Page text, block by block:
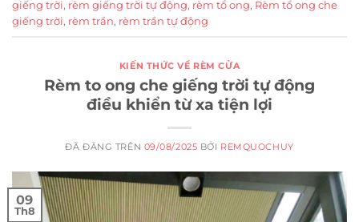
giếng trời, rèm giếng trời tự động, rèm tổ ong, Rèm tổ ong che
giếng trời, rèm trần, rèm trần tự động
KIẾN THỨC VỀ RÈM CỬA
Rèm to ong che giếng trời tự động
điều khiển từ xa tiện lợi
ĐÃ ĐĂNG TRÊN 09/08/2025 BỞI REMQUOCHUY
09
Th8